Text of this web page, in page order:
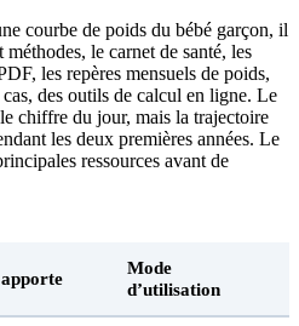
courbe de poids du bébé garçon, il
le carnet de santé, les
les repères mensuels de poids,
des outils de calcul en ligne. Le
chiffre du jour, mais la trajectoire
les deux premières années. Le
ressources avant de
apporte
Mode
d’utilisation